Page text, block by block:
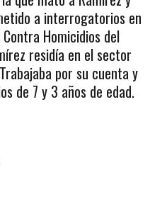
a interrogatorios en
Homicidios del
residía en el sector
por su cuenta y
de 7 y 3 años de edad.